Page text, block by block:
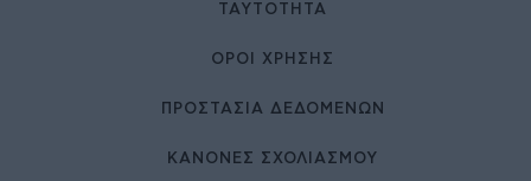
ΤΑΥΤΌΤΗΤΑ
ΌΡΟΙ ΧΡΉΣΗΣ
ΠΡΟΣΤΑΣΙΑ ΔΕΔΟΜΕΝΩΝ
ΚΑΝΟΝΕΣ ΣΧΟΛΙΑΣΜΟΥ